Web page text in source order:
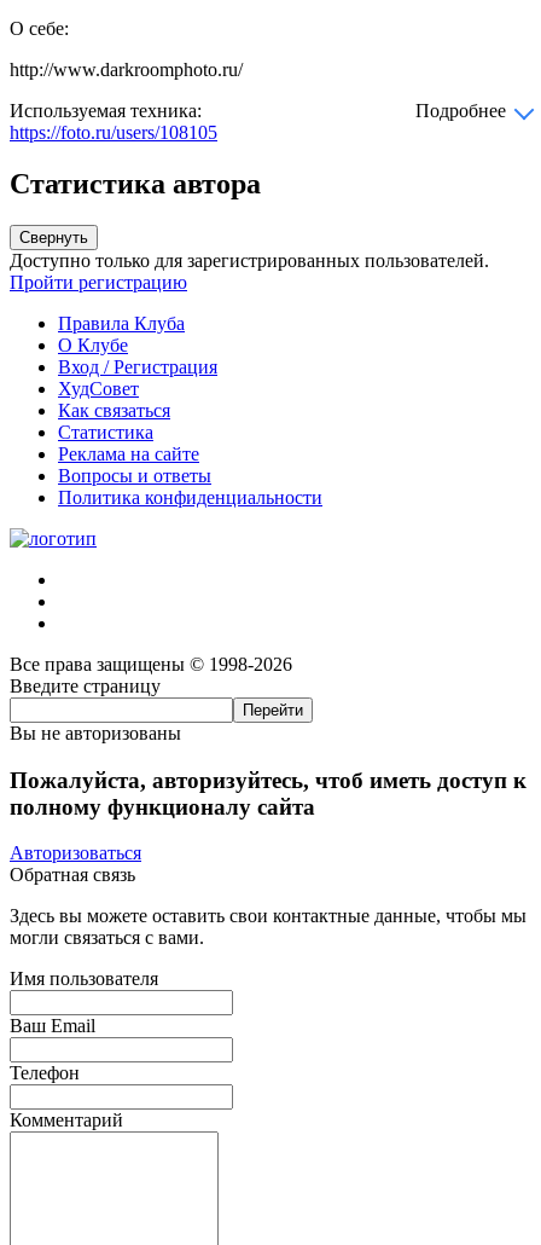
О себе:
http://www.darkroomphoto.ru/
Используемая техника:
Подробнее
https://foto.ru/users/108105
Статистика автора
Свернуть
Доступно только для зарегистрированных пользователей.
Пройти регистрацию
Правила Клуба
О Клубе
Вход / Регистрация
ХудСовет
Как связаться
Статистика
Реклама на сайте
Вопросы и ответы
Политика конфиденциальности
Все права защищены © 1998-2026
Введите страницу
Вы не авторизованы
Пожалуйста, авторизуйтесь, чтоб иметь доступ к
полному функционалу сайта
Авторизоваться
Обратная связь
Здесь вы можете оставить свои контактные данные, чтобы мы
могли связаться с вами.
Имя пользователя
Ваш Email
Телефон
Комментарий